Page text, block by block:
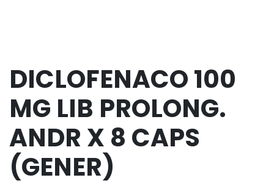
DICLOFENACO 100
MG LIB PROLONG.
ANDR X 8 CAPS
(GENER)